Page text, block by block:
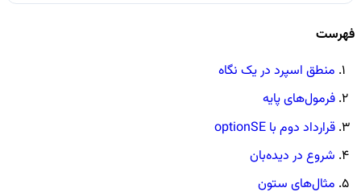
فهرست
منطق اسپرد در یک نگاه
فرمول‌های پایه
قرارداد دوم با optionSE
شروع در دیده‌بان
مثال‌های ستون